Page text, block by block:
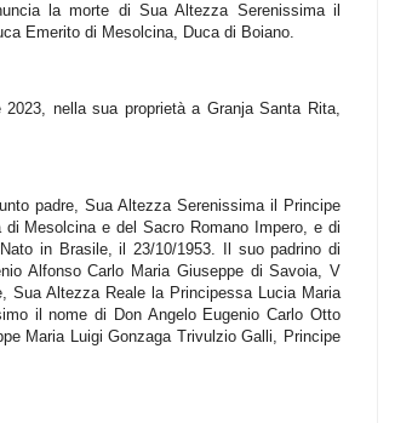
la morte di Sua Altezza Serenissima il
Emerito di Mesolcina, Duca di Boiano.
nella sua proprietà a Granja Santa Rita,
padre, Sua Altezza Serenissima il Principe
Mesolcina e del Sacro Romano Impero, e di
in Brasile, il 23/10/1953. Il suo padrino di
Alfonso Carlo Maria Giuseppe di Savoia, V
Sua Altezza Reale la Principessa Lucia Maria
il nome di Don Angelo Eugenio Carlo Otto
Maria Luigi Gonzaga Trivulzio Galli, Principe